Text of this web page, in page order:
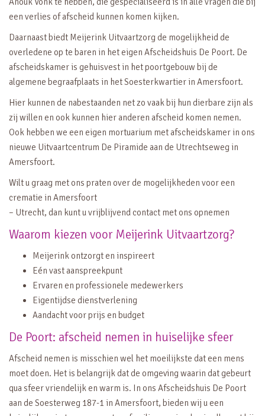
een verlies of afscheid kunnen komen kijken.
Daarnaast biedt Meijerink Uitvaartzorg de mogelijkheid de
overledene op te baren in het eigen Afscheidshuis De Poort. De
afscheidskamer is gehuisvest in het poortgebouw bij de
algemene begraafplaats in het Soesterkwartier in Amersfoort.
Hier kunnen de nabestaanden net zo vaak bij hun dierbare zijn als
zij willen en ook kunnen hier anderen afscheid komen nemen.
Ook hebben we een eigen mortuarium met afscheidskamer in ons
nieuwe Uitvaartcentrum De Piramide aan de Utrechtseweg in
Amersfoort.
Wilt u graag met ons praten over de mogelijkheden voor een
crematie in Amersfoort
– Utrecht, dan kunt u vrijblijvend contact met ons opnemen
Waarom kiezen voor Meijerink Uitvaartzorg?
Meijerink ontzorgt en inspireert
Eén vast aanspreekpunt
Ervaren en professionele medewerkers
Eigentijdse dienstverlening
Aandacht voor prijs en budget
De Poort: afscheid nemen in huiselijke sfeer
Afscheid nemen is misschien wel het moeilijkste dat een mens
moet doen. Het is belangrijk dat de omgeving waarin dat gebeurt
qua sfeer vriendelijk en warm is. In ons Afscheidshuis De Poort
aan de Soesterweg 187-1 in Amersfoort, bieden wij u een